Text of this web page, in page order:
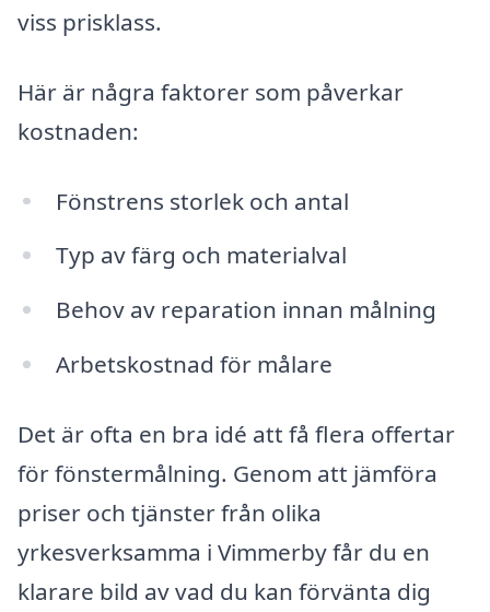
viss prisklass.
Här är några faktorer som påverkar
kostnaden:
Fönstrens storlek och antal
Typ av färg och materialval
Behov av reparation innan målning
Arbetskostnad för målare
Det är ofta en bra idé att få flera offertar
för fönstermålning. Genom att jämföra
priser och tjänster från olika
yrkesverksamma i Vimmerby får du en
klarare bild av vad du kan förvänta dig